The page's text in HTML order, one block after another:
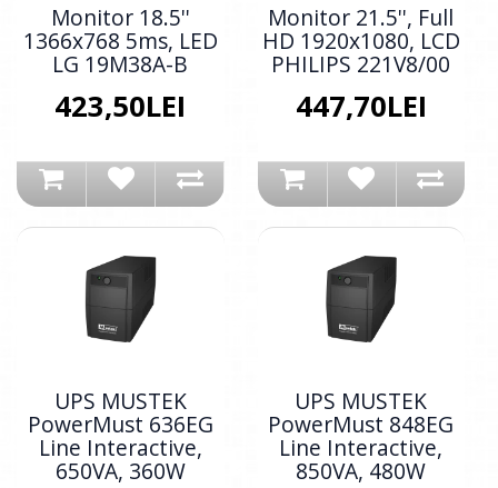
Monitor 18.5''
1366x768 5ms, LED
LG 19M38A-B
423,50LEI
Monitor 21.5'', Full
HD 1920x1080, LCD
PHILIPS 221V8/00
447,70LEI
UPS MUSTEK
PowerMust 636EG
Line Interactive,
650VA, 360W
UPS MUSTEK
PowerMust 848EG
Line Interactive,
850VA, 480W